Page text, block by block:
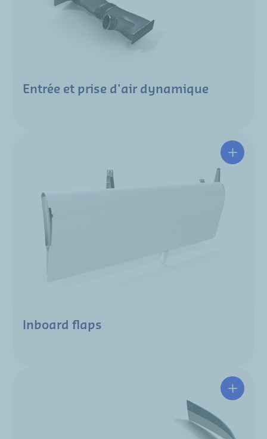
Entrée et prise d'air dynamique
Inboard flaps